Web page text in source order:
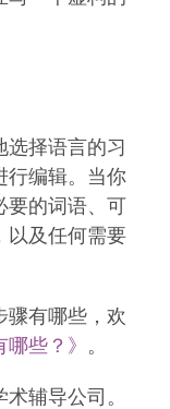
选择语言的习
行编辑。当你
要的词语、可
以及任何需要
骤有哪些，欢
些？》 。
辅导公司。